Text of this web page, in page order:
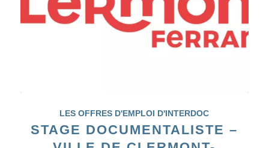
LES OFFRES D'EMPLOI D'INTERDOC
STAGE DOCUMENTALISTE –